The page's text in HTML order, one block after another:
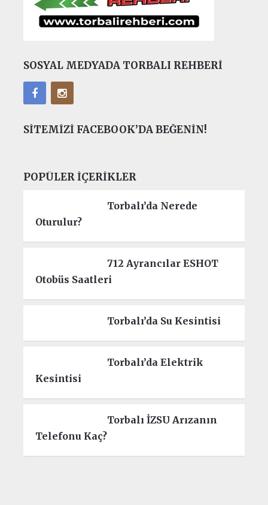
SOSYAL MEDYADA TORBALI REHBERI
SITEMIZI FACEBOOK’DA BEĞENIN!
POPÜLER İÇERIKLER
Torbalı’da Nerede
Oturulur?
712 Ayrancılar ESHOT
Otobüs Saatleri
Torbalı’da Su Kesintisi
Torbalı’da Elektrik
Kesintisi
Torbalı İZSU Arızanın
Telefonu Kaç?